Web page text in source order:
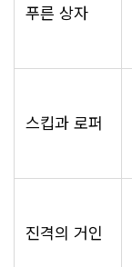
푸른 상자
스킵과 로퍼
진격의 거인